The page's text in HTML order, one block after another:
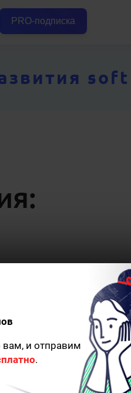
PRO-подписка
и отправим
.